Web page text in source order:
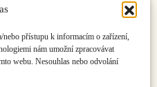
přístupu k informacím o zařízení,
nám umožní zpracovávat
webu. Nesouhlas nebo odvolání